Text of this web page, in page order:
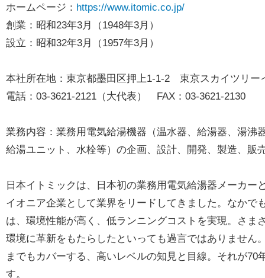
ホームページ： https://www.itomic.co.jp/
創業：昭和23年3月（1948年3月）
設立：昭和32年3月（1957年3月）
本社所在地：東京都墨田区押上1-1-2 東京スカイツリー
電話：03-3621-2121（大代表） FAX：03-3621-2130
業務内容：業務用電気給湯機器（温水器、給湯器、湯沸
給湯ユニット、水栓等）の企画、設計、開発、製造、販
日本イトミックは、日本初の業務用電気給湯器メーカ
イオニア企業として業界をリードしてきました。なかで
は、環境性能が高く、低ランニングコストを実現。さ
環境に革新をもたらしたといっても過言ではありません
までもカバーする、高いレベルの知見と目線。それが
す。